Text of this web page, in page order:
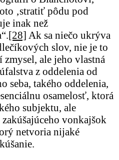
‚stratiť pôdu pod
inak než
[28] Ak sa niečo ukrýva
slov, nie je to
ale jeho vlastná
z oddelenia od
seba, takého oddelenia,
osamelosť, ktorá
subjektu, ale
vonkajšok
netvoria nijaké